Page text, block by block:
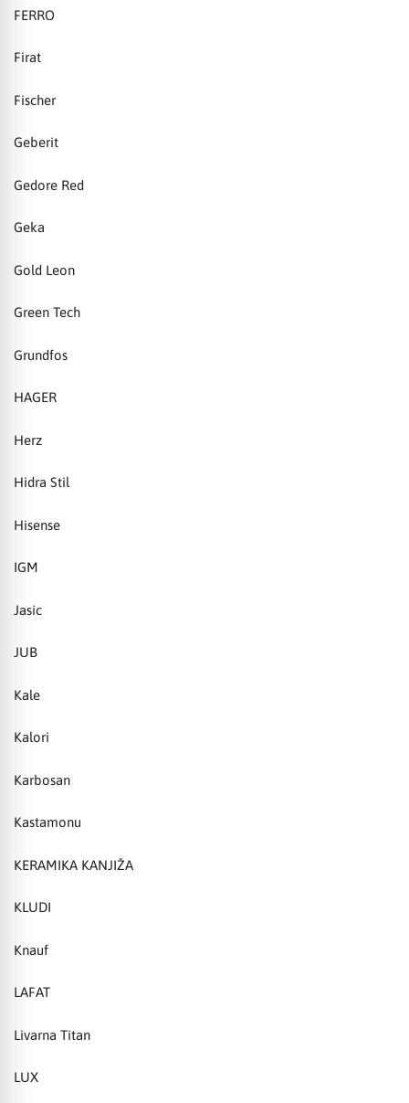
FERRO
Firat
Fischer
Geberit
Gedore Red
Geka
Gold Leon
Green Tech
Grundfos
HAGER
Herz
Hidra Stil
Hisense
IGM
Jasic
JUB
Kale
Kalori
Karbosan
Kastamonu
KERAMIKA KANJIŽA
KLUDI
Knauf
LAFAT
Livarna Titan
LUX